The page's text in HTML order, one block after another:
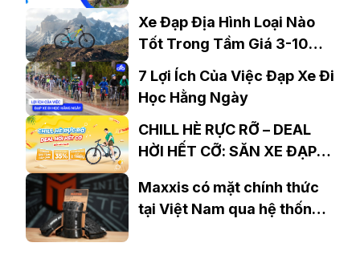
TIM MẠCH Ở NGƯỜI CAO
TUỔI
Xe Đạp Địa Hình Loại Nào
Tốt Trong Tầm Giá 3-10
Triệu?
7 Lợi Ích Của Việc Đạp Xe Đi
Học Hằng Ngày
CHILL HÈ RỰC RỠ – DEAL
HỜI HẾT CỠ: SĂN XE ĐẠP
KHỦNG TẠI XEDAP.VN
Maxxis có mặt chính thức
tại Việt Nam qua hệ thống